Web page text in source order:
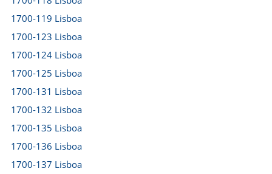
1700-119 Lisboa
1700-123 Lisboa
1700-124 Lisboa
1700-125 Lisboa
1700-131 Lisboa
1700-132 Lisboa
1700-135 Lisboa
1700-136 Lisboa
1700-137 Lisboa